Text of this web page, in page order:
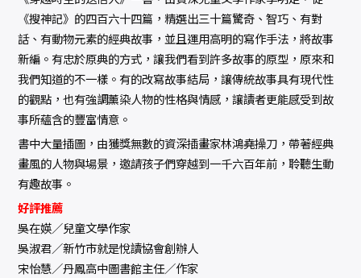
《搜神記》的四百六十四篇，精選出三十篇驚奇、智巧、有對
話、有動物元素的經典故事，並且運用高明的寫作手法，將故事
新編。有忠於原典的方式，讓我們看到許多故事的原型，原來和
我們知道的不一樣。有的改寫故事結局，讓傳統故事具有現代性
的觀點，也有強調薰染人物的性格與情感，讓讀者更能感受到故
事所蘊含的豐富情意。
書中大量插圖，由獲獎無數的資深插畫家林鴻堯操刀，帶著經典
畫風的人物與場景，邀請孩子們穿越到一千六百年前，聆聽生動
有趣故事。
好評推薦
吳在媖／兒童文學作家
吳淑君／新竹市就是悅讀協會創辦人
宋怡慧／丹鳳高中圖書館主任／作家